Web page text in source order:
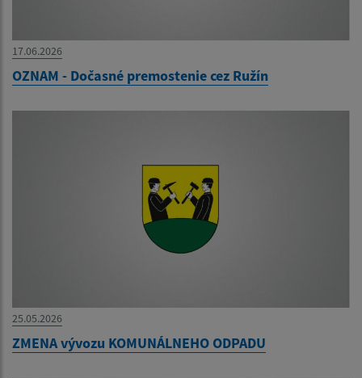
17.06.2026
OZNAM - Dočasné premostenie cez Ružín
25.05.2026
ZMENA vývozu KOMUNÁLNEHO ODPADU